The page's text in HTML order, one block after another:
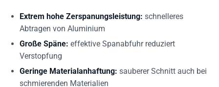
Extrem hohe Zerspanungsleistung: schnelleres
Abtragen von Aluminium
Große Späne: effektive Spanabfuhr reduziert
Verstopfung
Geringe Materialanhaftung: sauberer Schnitt auch bei
schmierenden Materialien